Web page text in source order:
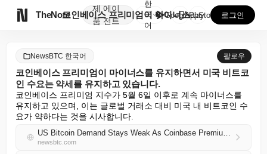
TheNote
제
품
에이
전트
코인베이스 프리미엄이 마이너스를 유지하면서 미국 비트코...
한
국
어
GooglePlay
AppStore 로그인
NewsBTC 한국어 팔로우
코인베이스 프리미엄이 마이너스를 유지하면서 미국 비트코
인 수요는 약세를 유지하고 있습니다.
코인베이스 프리미엄 지수가 5월 6일 이후로 계속 마이너스를
유지하고 있으며, 이는 글로벌 거래소 대비 미국 내 비트코인 수
요가 약하다는 것을 시사합니다.
US Bitcoin Demand Stays Weak As Coinbase Premium Remains Negative
newsbtc.com